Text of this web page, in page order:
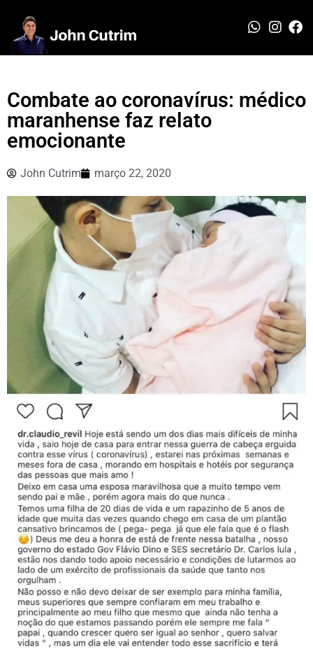
Combate ao coronavírus: médico
maranhense faz relato
emocionante
John Cutrim março 22, 2020